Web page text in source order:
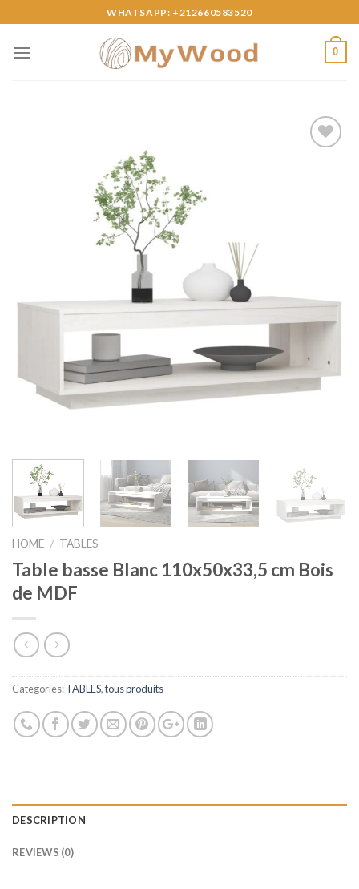
to
content
WHATSAPP: +212660583520
0
HOME / TABLES
Table basse Blanc 110x50x33,5 cm Bois
de MDF
Categories:TABLES,tous produits
DESCRIPTION
REVIEWS (0)